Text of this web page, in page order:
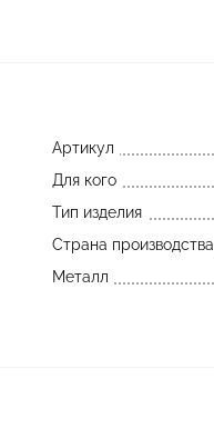
Артикул
Для кого
Тип изделия
Страна производства
Металл